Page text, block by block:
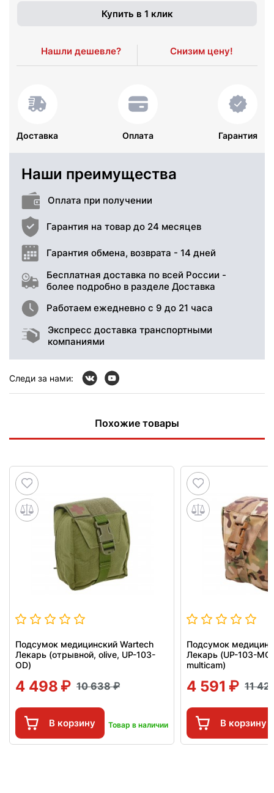
Купить в 1 клик
Нашли дешевле? Снизим цену!
Доставка Оплата Гарантия
Наши преимущества
Оплата при получении
Гарантия на товар до 24 месяцев
Гарантия обмена, возврата - 14 дней
Бесплатная доставка по всей России -
более подробно в разделе Доставка
Работаем ежедневно с 9 до 21 часа
Экспресс доставка транспортными
компаниями
Следи за нами:
Похожие товары
Подсумок медицинский Wartech
Лекарь (отрывной, olive, UP-103-
OD)
4 498 10 638
В корзину Товар в наличии
Подсумок
Лекарь (UP-103-
multicam)
4 591 11
В корзину